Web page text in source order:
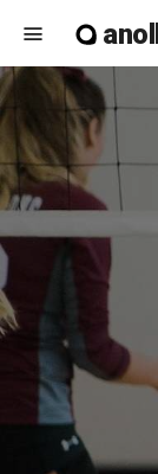
menu